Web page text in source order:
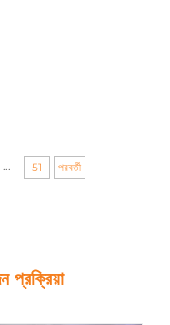
51 পরবর্তী
প্রক্রিয়া